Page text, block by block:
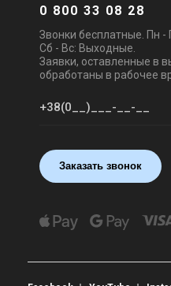
0 800 33 08 28
Звонки бесплатные. Пн -
Сб - Вс: Выходные.
Заявки, оставленные в
обработаны в рабочее
Заказать звонок